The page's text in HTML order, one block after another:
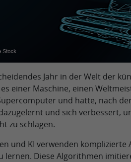
Jahr in der Welt der
einer Maschine, einen
und hatte, nach
und sich verbessert,
zu schlagen.
und KI verwenden
lernen. Diese Algorithmen